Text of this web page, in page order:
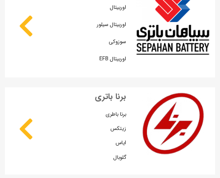
اوربیتال
اوربیتال سیلور
سوزوکی
اوربیتال EFB
برنا باتری
برنا باطری
زیتکس
ایاس
گلوبال